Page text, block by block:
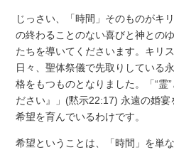
じっさい、「時間」そのものがキ
の終わることのない喜びと神との
たちを導いてくださいます。キリ
日々、聖体祭儀で先取りしている
格をもつものとなりました。「“霊
ださい』」(黙示22:17) 永遠の婚
希望を育んでいるわけです。
希望ということは、「時間」を単